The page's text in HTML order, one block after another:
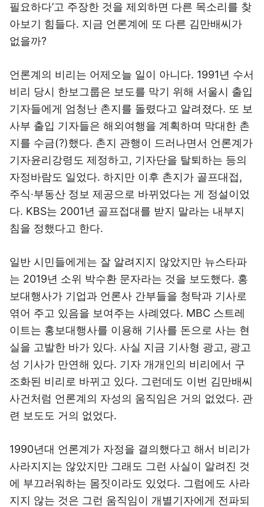
필요하다’고 주장한 것을 제외하면 다른 목소리를 찾
아보기 힘들다. 지금 언론계에 또 다른 김만배씨가
없을까?
언론계의 비리는 어제오늘 일이 아니다. 1991년 수서
비리 당시 한보그룹은 보도를 막기 위해 서울시 출입
기자들에게 엄청난 촌지를 돌렸다고 알려졌다. 또 보
사부 출입 기자들은 해외여행을 계획하며 막대한 촌
지를 수금(?)했다. 촌지 관행이 드러나면서 언론계가
기자윤리강령도 제정하고, 기자단을 탈퇴하는 등의
자정바람도 일었다. 하지만 이후 촌지가 골프대접,
주식·부동산 정보 제공으로 바뀌었다는 게 정설이었
다. KBS는 2001년 골프접대를 받지 말라는 내부지
침을 정했다고 한다.
일반 시민들에게는 잘 알려지지 않았지만 뉴스타파
는 2019년 소위 박수환 문자라는 것을 보도했다. 홍
보대행사가 기업과 언론사 간부들을 청탁과 기사로
엮어 주고 있음을 보여주는 사례였다. MBC 스트레
이트는 홍보대행사를 이용해 기사를 돈으로 사는 현
실을 고발한 바가 있다. 사실 지금 기사형 광고, 광고
성 기사가 만연해 있다. 기자 개개인의 비리에서 구
조화된 비리로 바뀌고 있다. 그런데도 이번 김만배씨
사건처럼 언론계의 자성의 움직임은 거의 없었다. 관
련 보도도 거의 없었다.
1990년대 언론계가 자정을 결의했다고 해서 비리가
사라지지는 않았지만 그래도 그런 사실이 알려진 것
에 부끄러워하는 몸짓이라도 있었다. 그럼에도 사라
지지 않는 것은 그런 움직임이 개별기자에게 전파되